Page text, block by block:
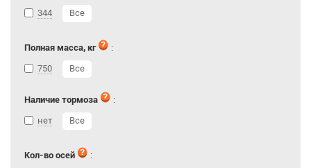
344
Все
Полная масса, кг
:
750
Все
Наличие тормоза
:
нет
Все
Кол-во осей
: